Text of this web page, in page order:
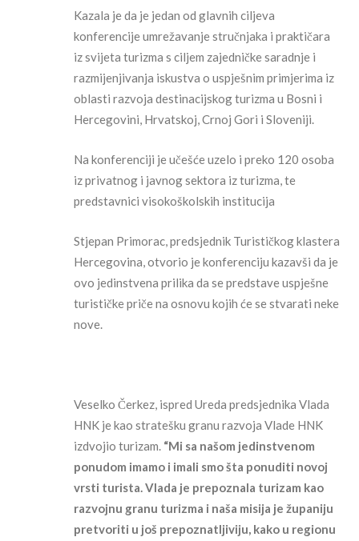
Kazala je da je jedan od glavnih ciljeva
konferencije umrežavanje stručnjaka i praktičara
iz svijeta turizma s ciljem zajedničke saradnje i
razmijenjivanja iskustva o uspješnim primjerima iz
oblasti razvoja destinacijskog turizma u Bosni i
Hercegovini, Hrvatskoj, Crnoj Gori i Sloveniji.
Na konferenciji je učešće uzelo i preko 120 osoba
iz privatnog i javnog sektora iz turizma, te
predstavnici visokoškolskih institucija
Stjepan Primorac, predsjednik Turističkog klastera
Hercegovina, otvorio je konferenciju kazavši da je
ovo jedinstvena prilika da se predstave uspješne
turističke priče na osnovu kojih će se stvarati neke
nove.
Veselko Čerkez, ispred Ureda predsjednika Vlada
HNK je kao stratešku granu razvoja Vlade HNK
izdvojio turizam. “Mi sa našom jedinstvenom
ponudom imamo i imali smo šta ponuditi novoj
vrsti turista. Vlada je prepoznala turizam kao
razvojnu granu turizma i naša misija je županiju
pretvoriti u još prepoznatljiviju, kako u regionu